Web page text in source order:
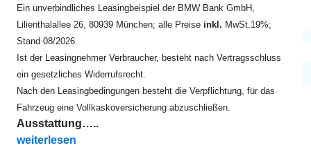
Ein unverbindliches Leasingbeispiel der BMW Bank GmbH,
Lilienthalallee 26, 80939 München; alle Preise inkl. MwSt.19%;
Stand 08/2026.
Ist der Leasingnehmer Verbraucher, besteht nach Vertragsschluss
ein gesetzliches Widerrufsrecht.
Nach den Leasingbedingungen besteht die Verpflichtung, für das
Fahrzeug eine Vollkaskoversicherung abzuschließen.
Ausstattung…..
„520d xDrive Touring ab EUR 390“
weiterlesen